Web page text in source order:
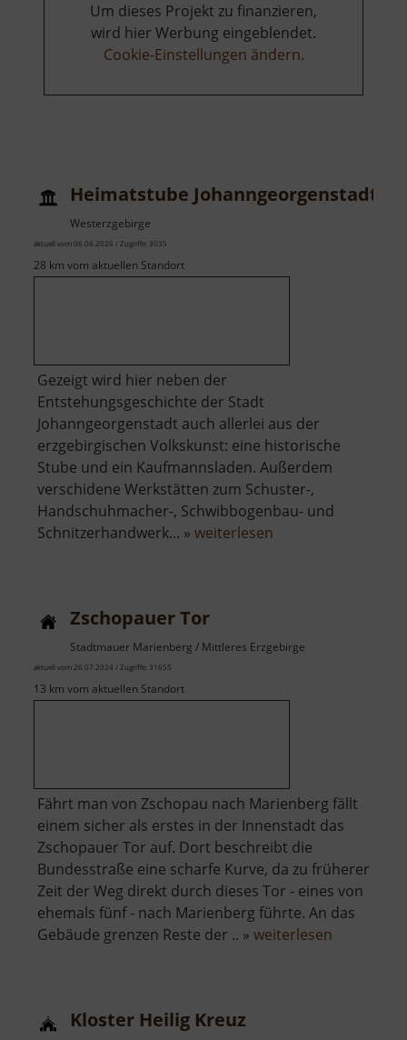
Um dieses Projekt zu finanzieren,
wird hier Werbung eingeblendet.
Cookie-Einstellungen ändern.
Heimatstube Johanngeorgenstadt
Westerzgebirge
aktuell vom 06.06.2026 / Zugriffe: 3035
28 km vom aktuellen Standort
Gezeigt wird hier neben der
Entstehungsgeschichte der Stadt
Johanngeorgenstadt auch allerlei aus der
erzgebirgischen Volkskunst: eine historische
Stube und ein Kaufmannsladen. Außerdem
verschidene Werkstätten zum Schuster-,
Handschuhmacher-, Schwibbogenbau- und
Schnitzerhandwerk... » weiterlesen
Zschopauer Tor
Stadtmauer Marienberg / Mittleres Erzgebirge
aktuell vom 26.07.2024 / Zugriffe: 31655
13 km vom aktuellen Standort
Fährt man von Zschopau nach Marienberg fällt
einem sicher als erstes in der Innenstadt das
Zschopauer Tor auf. Dort beschreibt die
Bundesstraße eine scharfe Kurve, da zu früherer
Zeit der Weg direkt durch dieses Tor - eines von
ehemals fünf - nach Marienberg führte. An das
Gebäude grenzen Reste der .. » weiterlesen
Kloster Heilig Kreuz